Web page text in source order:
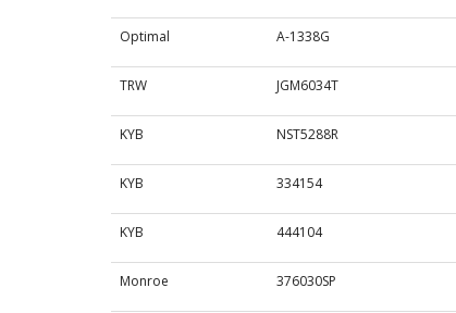
Optimal A-1338G
TRW JGM6034T
KYB NST5288R
KYB 334154
KYB 444104
Monroe 376030SP